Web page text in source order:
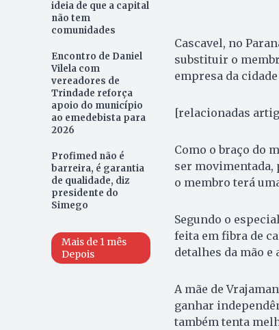
ideia de que a capital
não tem
comunidades
Encontro de Daniel
Vilela com
vereadores de
Trindade reforça
apoio do município
ao emedebista para
2026
Profimed não é
barreira, é garantia
de qualidade, diz
presidente do
Simego
Mais de 1 mês
Depois
Cascavel, no
substituir o
empresa da
[relacionadas
Como o braço do
ser movimentada,
o membro terá
Segundo o
feita em fibra de
detalhes da mão e
A mãe de
ganhar
também tenta